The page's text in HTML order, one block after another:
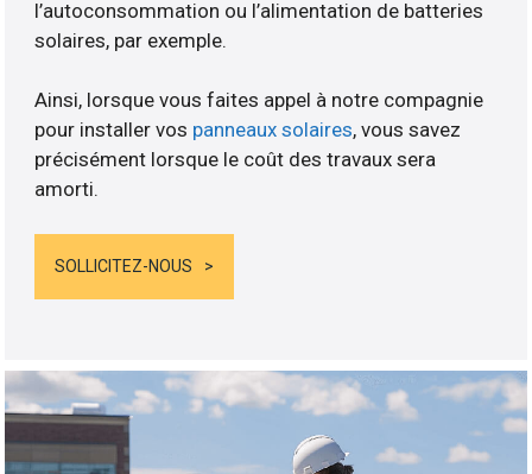
l’autoconsommation ou l’alimentation de batteries
solaires, par exemple.
Ainsi, lorsque vous faites appel à notre compagnie
pour installer vos panneaux solaires, vous savez
précisément lorsque le coût des travaux sera
amorti.
SOLLICITEZ-NOUS